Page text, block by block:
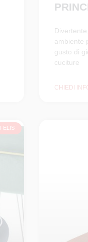
ambiente
gusto di
cuciture
CHIEDI
FELIS